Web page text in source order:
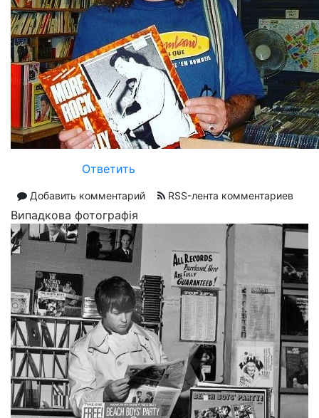
Ответить
Добавить комментарий RSS-лента комментариев
Випадкова фотографія